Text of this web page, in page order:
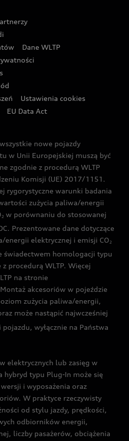
Audi
w Warszawie
Narciarskich w
Dane WLTP
Ustawienia cookies
EU Data Act
nowe pojazdy
w Unii Europejskiej muszą być
zgodnie z procedurą WLTP
Komisji (UE) 2017/1151.
rygorystyczne warunki badania
zużycia paliwa/energii
2 w porównaniu do stosowanej
Prezentowane dane dotyczące
energii elektrycznej i emisji CO2
świadectwem homologacji typu
procedurą WLTP. Więcej
na stronie
akcesoriów w pojeździe
zużycia paliwa/energii,
może nastąpić najwcześniej
wyłącznie na Państwa
elektrycznych lub zasięg w
hybryd typu Plug-In może się
i wyposażenia oraz
W praktyce rzeczywisty
od stylu jazdy, prędkości,
odbiorników energii,
liczby pasażerów, obciążenia